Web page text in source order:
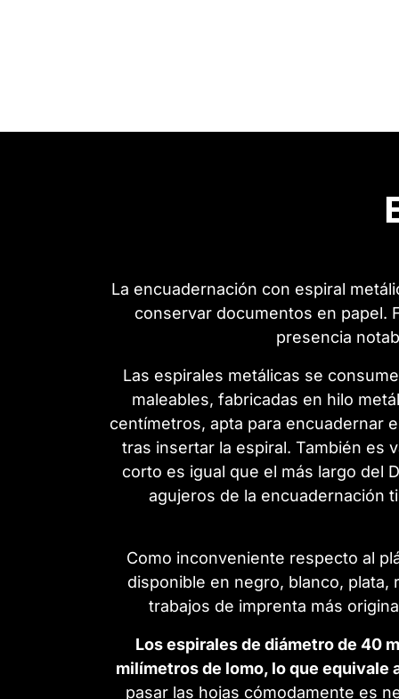
La encuadernación con espiral
conservar documentos en papel.
presencia
Las espirales metálicas se
maleables, fabricadas en hilo
centímetros, apta para encuadernar
tras insertar la espiral. También es
corto es igual que el más largo del
agujeros de la encuadernación
Como inconveniente respecto al
disponible en negro, blanco,
trabajos de imprenta más
Los espirales de diámetro de 40
milímetros de lomo, lo que equivale
pasar las hojas cómodamente es